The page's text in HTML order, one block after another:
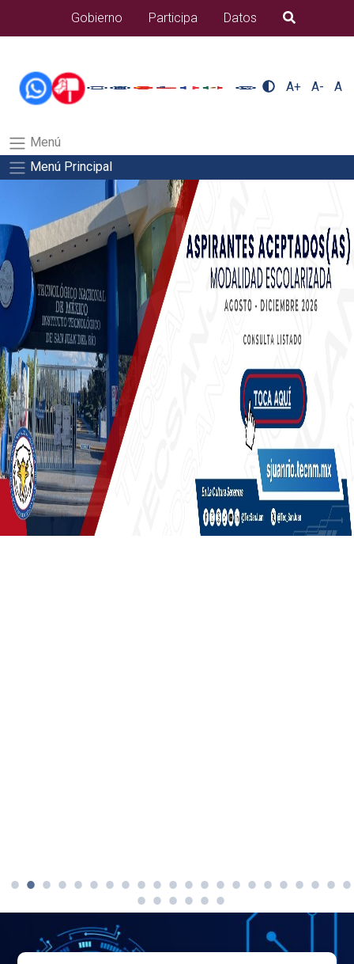
alumnos/plantilla_tecnmSalida del comando:
Gobierno Participa Datos B�squeda
A+ A- A
Menú
Menú Principal